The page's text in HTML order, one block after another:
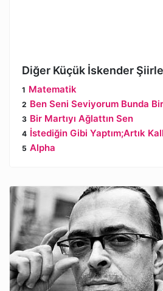
Diğer Küçük İskender
Matematik
Ben Seni Seviyorum Bunda
Bir Martıyı Ağlattın Sen
İstediğin Gibi Yaptım;Artık
Alpha